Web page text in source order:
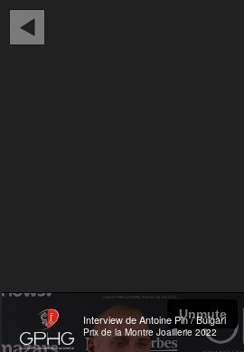
Interview de Antoine Pin / Bulgari
Prix de la Montre Joaillerie 2022